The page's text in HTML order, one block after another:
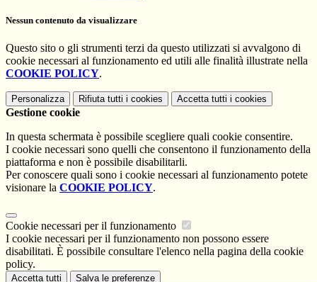
Nessun contenuto da visualizzare
Questo sito o gli strumenti terzi da questo utilizzati si avvalgono di
cookie necessari al funzionamento ed utili alle finalità illustrate nella
COOKIE POLICY.
Personalizza Rifiuta tutti i cookies Accetta tutti i cookies
Gestione cookie
In questa schermata è possibile scegliere quali cookie consentire.
I cookie necessari sono quelli che consentono il funzionamento della
piattaforma e non è possibile disabilitarli.
Per conoscere quali sono i cookie necessari al funzionamento potete
visionare la COOKIE POLICY.
Cookie necessari per il funzionamento
I cookie necessari per il funzionamento non possono essere
disabilitati. È possibile consultare l'elenco nella pagina della cookie
policy.
Accetta tutti Salva le preferenze